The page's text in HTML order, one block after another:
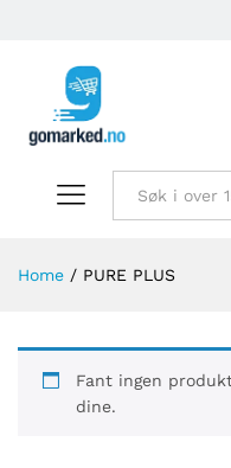
Home / PURE PLUS
Fant ingen
dine.